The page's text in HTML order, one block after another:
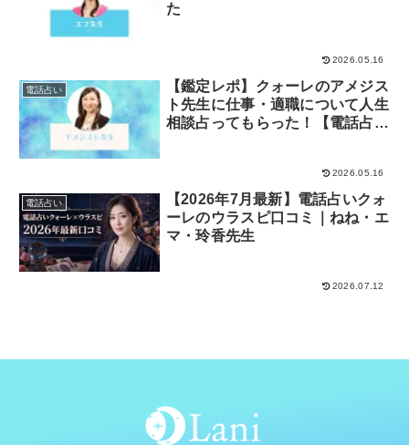
た
2026.05.16
電話占い
【鑑定レポ】クォーレのアメジス
ト先生に仕事・適職について人生
相談占ってもらった！【電話占い
2026.05.16
電話占い
【2026年7月最新】電話占いクォ
ーレのウラスピ口コミ｜ねね・エ
マ・玲香先生
2026.07.12